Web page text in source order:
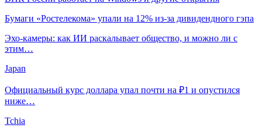
Бумаги «Ростелекома» упали на 12% из-за дивидендного гэпа
Эхо-камеры: как ИИ раскалывает общество, и можно ли с
этим…
Japan
Официальный курс доллара упал почти на ₽1 и опустился
ниже…
Tchia